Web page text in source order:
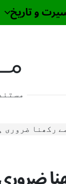
و تاریخ
رکھنا ضروری